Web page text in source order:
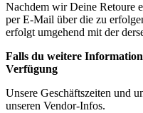
Nachdem wir Deine Retoure
per E-Mail über die zu
erfolgt umgehend mit der
Falls du weitere
Verfügung
Unsere Geschäftszeiten und
unseren Vendor-Infos.